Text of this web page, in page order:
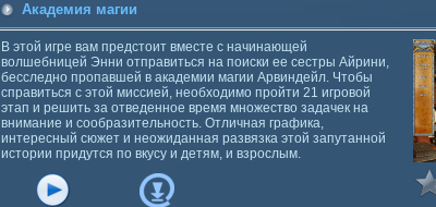
Академия магии
В этой игре вам предстоит вместе с начинающей
волшебницей Энни отправиться на поиски ее сестры Айрини,
бесследно пропавшей в академии магии Арвиндейл. Чтобы
справиться с этой миссией, необходимо пройти 21 игровой
этап и решить за отведенное время множество задачек на
внимание и сообразительность. Отличная графика,
интересный сюжет и неожиданная развязка этой запутанной
истории придутся по вкусу и детям, и взрослым.